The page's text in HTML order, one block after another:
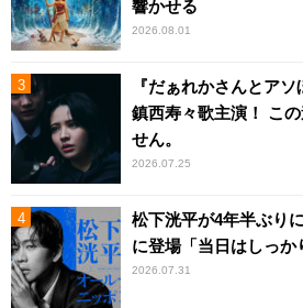
響かせる
2026.08.01
『だぁれかさんとア
鎮西寿々歌主演！ こ
せん。
2026.07.25
松下洸平が4年半ぶり
に登場「当日はしっか
2026.07.31